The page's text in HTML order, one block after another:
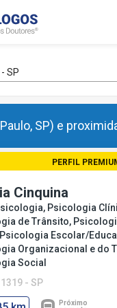
SP) e
PERFIL
Cinquina
Psicologia
de Trânsito,
Escolar/
Organizacional e do
Social
- SP